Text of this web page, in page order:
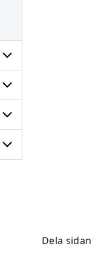
Undersidor
för
Radar
och
Undersidor
för
Väder
till
Undersidor
för
Dela sidan